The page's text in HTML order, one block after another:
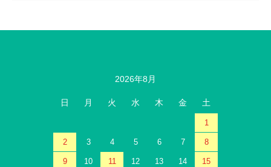
2026年8月
日 月 火 水 木 金 土
1
2 3 4 5 6 7 8
9 10 11 12 13 14 15